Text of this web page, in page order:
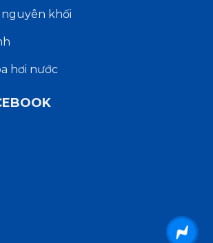
khối
hơi nước